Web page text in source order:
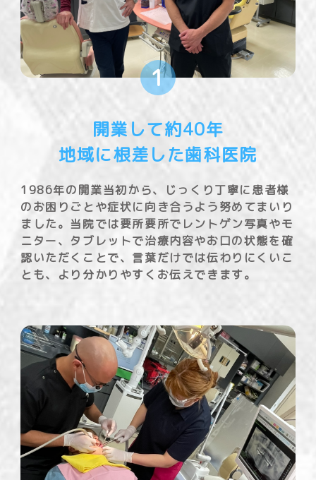
1
開業して約40年
地域に根差した歯科医院
1986年の開業当初から、じっくり丁寧に患者様
のお困りごとや症状に向き合うよう努めてまいり
ました。当院では要所要所でレントゲン写真やモ
ニター、タブレットで治療内容やお口の状態を確
認いただくことで、言葉だけでは伝わりにくいこ
とも、より分かりやすくお伝えできます。